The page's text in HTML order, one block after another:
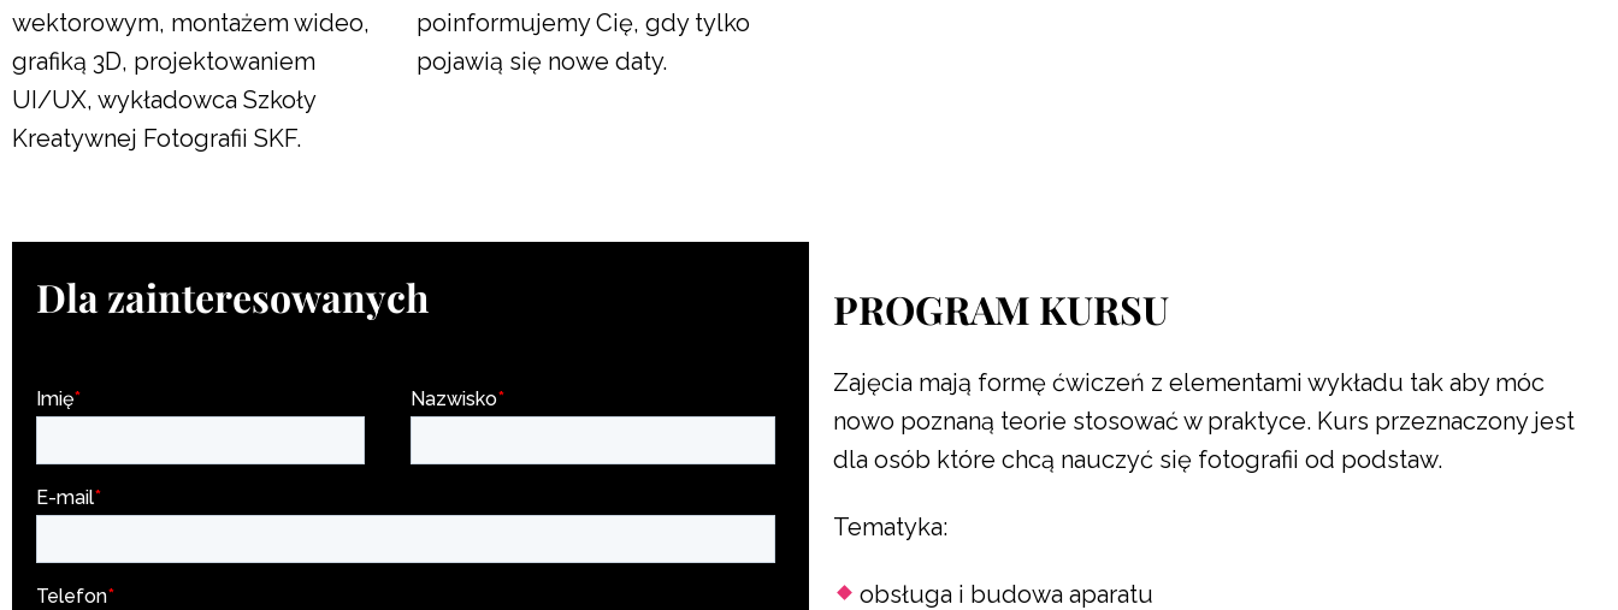
wektorowym, montażem wideo,
grafiką 3D, projektowaniem
UI/UX, wykładowca Szkoły
Kreatywnej Fotografii SKF.
poinformujemy Cię, gdy tylko
pojawią się nowe daty.
Dla zainteresowanych PROGRAM KURSU
Zajęcia mają formę ćwiczeń z elementami wykładu tak aby móc
nowo poznaną teorie stosować w praktyce. Kurs przeznaczony jest
dla osób które chcą nauczyć się fotografii od podstaw.
Tematyka:
obsługa i budowa aparatu